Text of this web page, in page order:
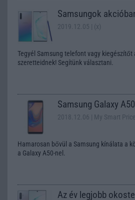
Samsungok
2019.12.05 | (x)
Tegyél Samsung telefont vagy
szeretteidnek! Segítünk választani.
Samsung Galaxy
2018.12.06 | My Smart Price
Hamarosan bővül a Samsung kínálata a
a Galaxy A50-nel.
Az év legjobb